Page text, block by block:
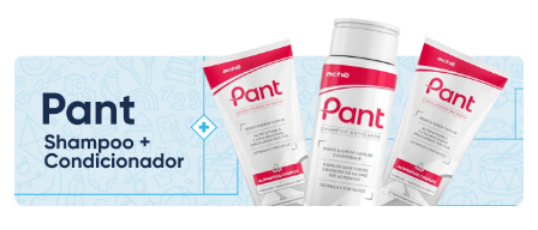
Promoção em Destaque